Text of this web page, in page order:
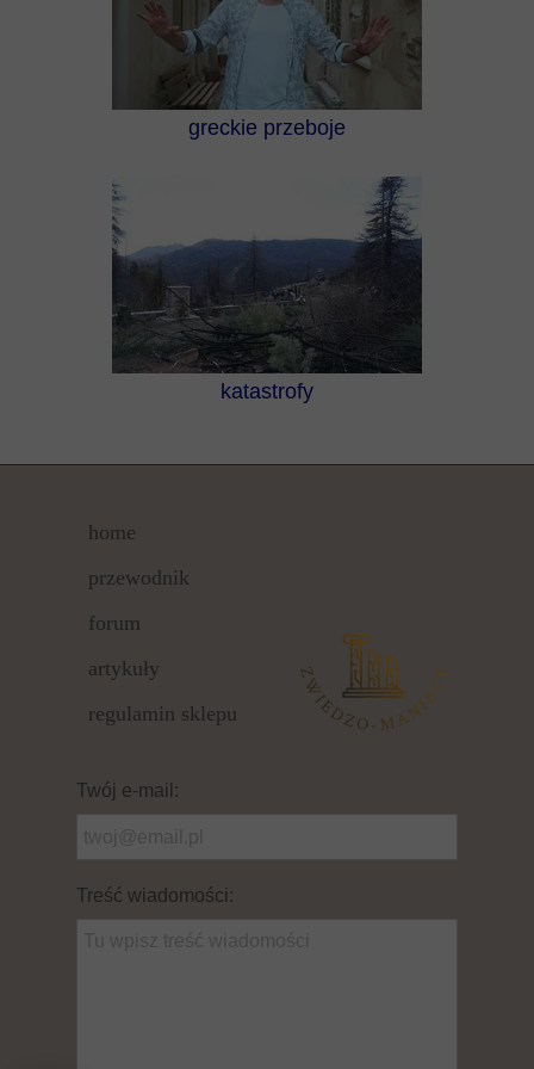
Twój e-mail:
Treść wiadomości:
home
przewodnik
forum
artykuły
regulamin sklepu
greckie przeboje
katastrofy